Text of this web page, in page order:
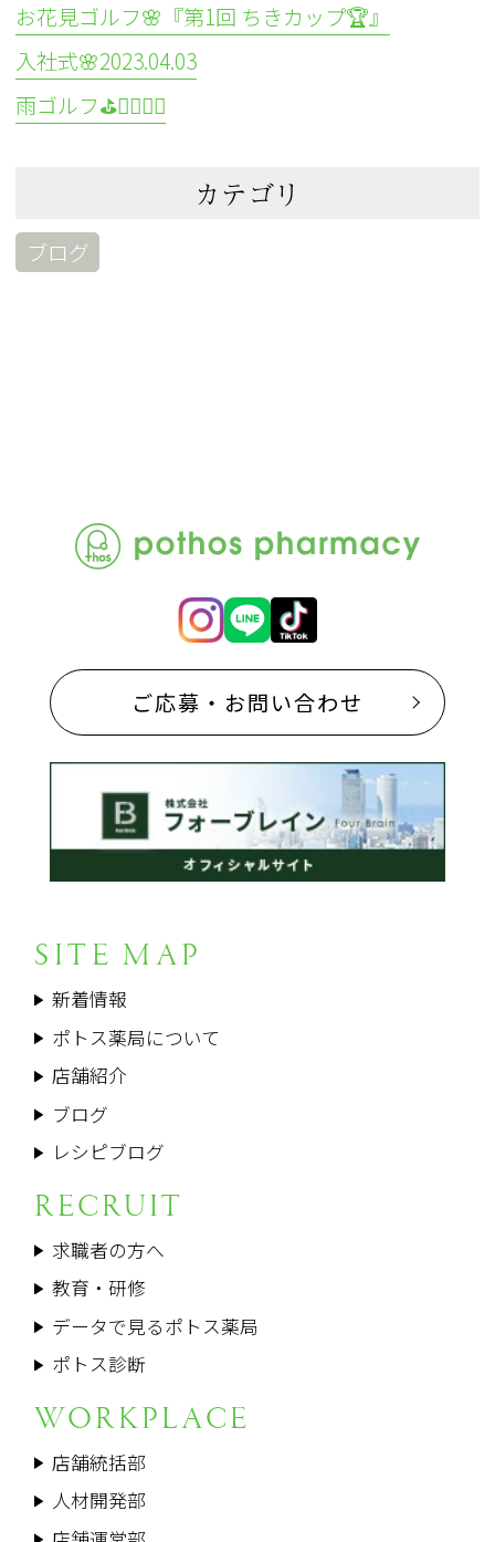
お花見ゴルフ🌸『第1回 ちきカップ🏆』
入社式🌸2023.04.03
雨ゴルフ⛳🏌️‍♀️🏌️‍♂️
カテゴリ
ブログ
ご応募・お問い合わせ
SITE MAP
新着情報
ポトス薬局について
店舗紹介
ブログ
レシピブログ
RECRUIT
求職者の方へ
教育・研修
データで見るポトス薬局
ポトス診断
WORKPLACE
店舗統括部
人材開発部